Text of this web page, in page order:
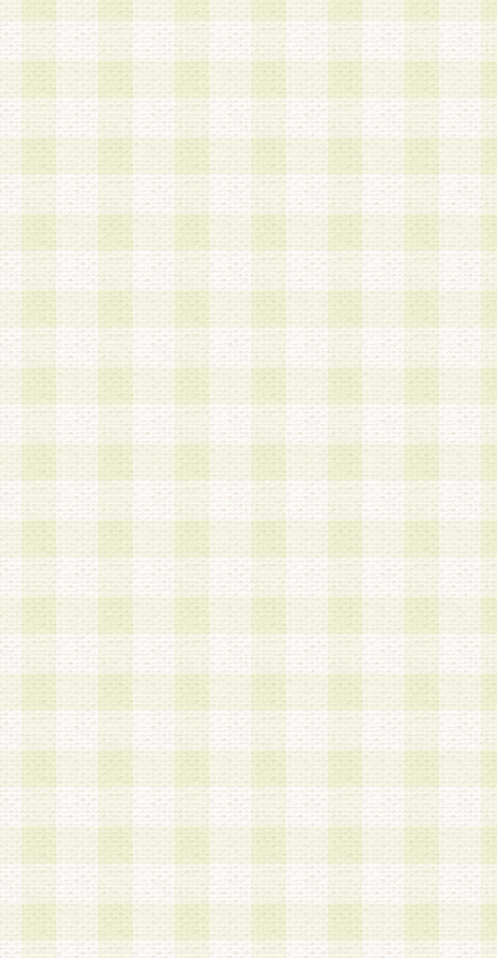
a.既に登録されている会員と同一のメールアドレ
録する場合
b.本サービスと同様のサービスを提供している企
業に従事していると思われる本人またはその家族
場合
c.その他当社が不適切と判断する場合
2.当社は、会員登録希望者を会員として承認する
した 場合、会員登録希望者による会員登録手続
による承認後の場合であっても、会員登録の取り
の抹消を、当社が適切と判 断する方法・手段に
とができるものとします。
3.会員登録希望者が18歳未満、成年被後見人、被
人 である場合は、親権者などの法定代理人の同
録を行うものとします。なお、義務教育学齢に該
者については、登録時に 当社が別途定める方法
権者による承認手続きを行うものとします。
第3条 会員の登録方法
1.会員登録手続きは、会員登録希望者本人が行う
る登録は一切認められないものとします。
2.会員登録希望者は、本規約に同意の後、当社指
画 面」において、当社が指定する必要事項を入
を行うものとします。当社は、会員登録を承認し
会員として本サービスを 受けるためのログイン
を付与します。
3.会員は、会員登録の際に申告する登録情報の全
いかなる虚偽の申告をも行ってはならないものと
4.会員は、複数のログインＩＤおよびパスワード
いものとします。
第4条 ログインIDおよびパスワードの管理